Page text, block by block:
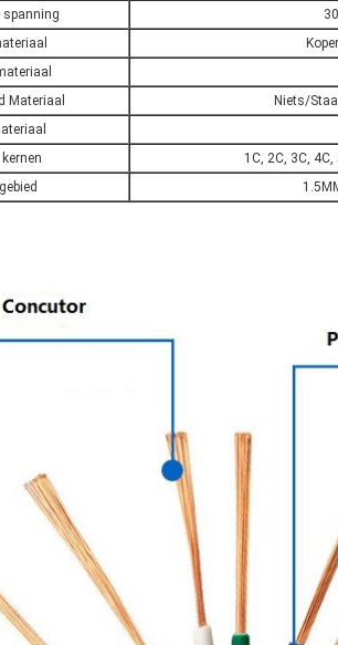
spanning
Materiaal
Niets/
1C, 2C, 3C,